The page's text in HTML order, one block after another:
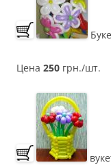
Цена 250 грн./шт.